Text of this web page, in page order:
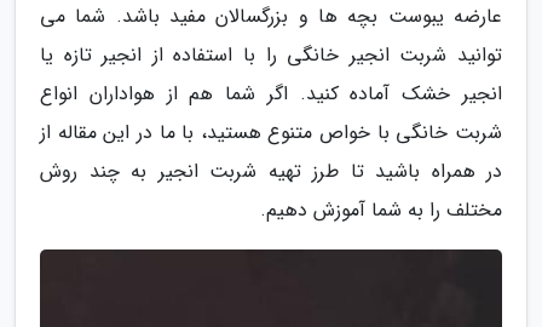
عارضه یبوست بچه ها و بزرگسالان مفید باشد. شما می
توانید شربت انجیر خانگی را با استفاده از انجیر تازه یا
انجیر خشک آماده کنید. اگر شما هم از هواداران انواع
شربت خانگی با خواص متنوع هستید، با ما در این مقاله از
در همراه باشید تا طرز تهیه شربت انجیر به چند روش
مختلف را به شما آموزش دهیم.